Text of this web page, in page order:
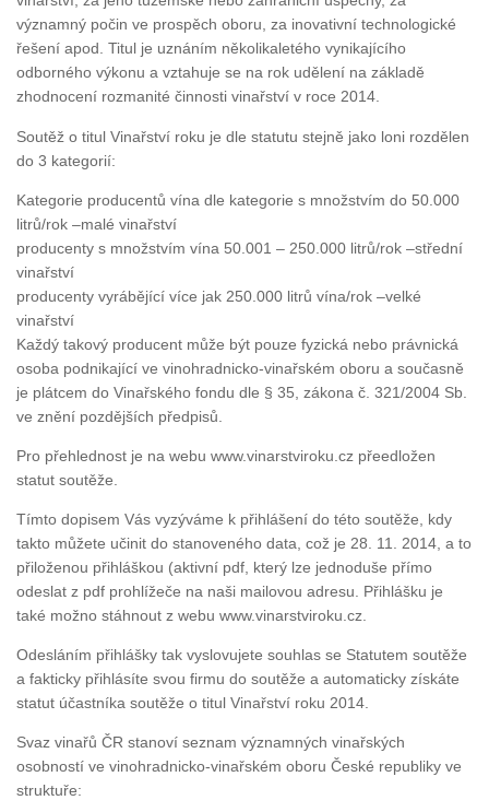
významný počin ve prospěch oboru, za inovativní technologické
řešení apod. Titul je uznáním několikaletého vynikajícího
odborného výkonu a vztahuje se na rok udělení na základě
zhodnocení rozmanité činnosti vinařství v roce 2014.
Soutěž o titul Vinařství roku je dle statutu stejně jako loni rozdělen
do 3 kategorií:
Kategorie producentů vína dle kategorie s množstvím do 50.000
litrů/rok –malé vinařství
producenty s množstvím vína 50.001 – 250.000 litrů/rok –střední
vinařství
producenty vyrábějící více jak 250.000 litrů vína/rok –velké
vinařství
Každý takový producent může být pouze fyzická nebo právnická
osoba podnikající ve vinohradnicko-vinařském oboru a současně
je plátcem do Vinařského fondu dle § 35, zákona č. 321/2004 Sb.
ve znění pozdějších předpisů.
Pro přehlednost je na webu www.vinarstviroku.cz přeedložen
statut soutěže.
Tímto dopisem Vás vyzýváme k přihlášení do této soutěže, kdy
takto můžete učinit do stanoveného data, což je 28. 11. 2014, a to
přiloženou přihláškou (aktivní pdf, který lze jednoduše přímo
odeslat z pdf prohlížeče na naši mailovou adresu. Přihlášku je
také možno stáhnout z webu www.vinarstviroku.cz.
Odesláním přihlášky tak vyslovujete souhlas se Statutem soutěže
a fakticky přihlásíte svou firmu do soutěže a automaticky získáte
statut účastníka soutěže o titul Vinařství roku 2014.
Svaz vinařů ČR stanoví seznam významných vinařských
osobností ve vinohradnicko-vinařském oboru České republiky ve
struktuře: